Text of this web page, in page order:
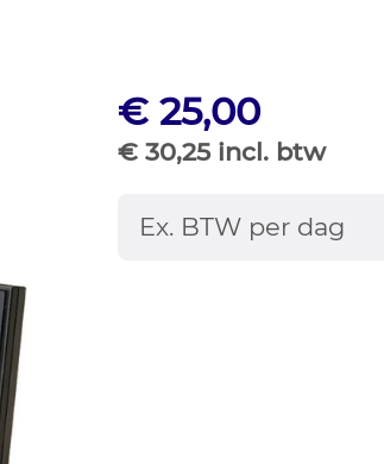
€ 25,00
€ 30,25 incl. btw
Ex. BTW per dag